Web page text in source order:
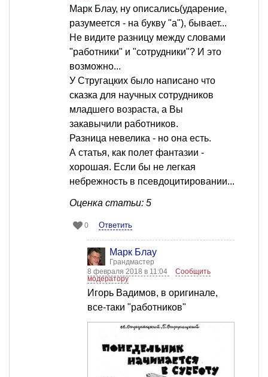
Марк Блау, ну описались(ударение,
разумеется - на букву "а"), бывает...
Не видите разницу между словами
"работники" и "сотрудники"? И это
возможно...
У Стругацких было написано что
сказка для научных сотрудников
младшего возраста, а Вы
закавычили работников.
Разница невелика - но она есть.
А статья, как полет фантазии -
хорошая. Если бы не легкая
небрежность в псевдоцитировании...
Оценка статьи: 5
0 Ответить
Марк Блау
Грандмастер
8 февраля 2018 в 11:04
Сообщить
модератору
Игорь Вадимов, в оригинале,
все-таки "работников"